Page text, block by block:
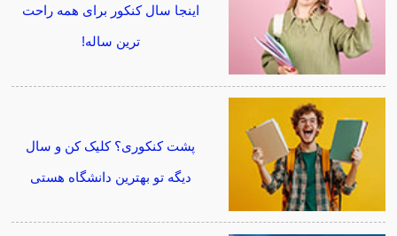
اینجا سال کنکور برای همه راحت
ترین ساله!
پشت کنکوری؟ کلیک کن و سال
دیگه تو بهترین دانشگاه هستی